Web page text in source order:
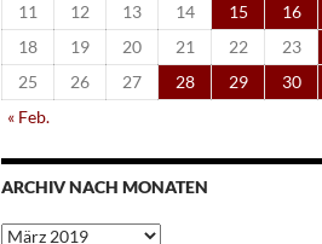
11
12 13 14 15 16
18
19 20 21 22 23
25
26 27 28 29 30
« Feb.
ARCHIV NACH MONATEN
Archiv